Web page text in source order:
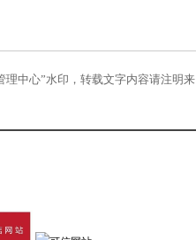
理中心”水印，转载文字内容请注明来